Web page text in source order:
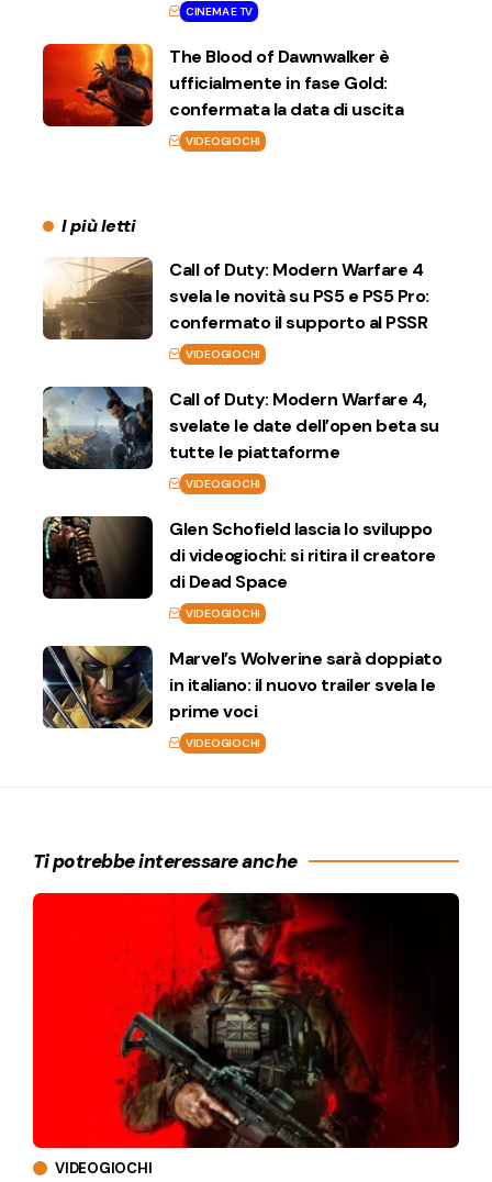
CINEMA E TV
The Blood of Dawnwalker è
ufficialmente in fase Gold:
confermata la data di uscita
VIDEOGIOCHI
I più letti
Call of Duty: Modern Warfare 4
svela le novità su PS5 e PS5 Pro:
confermato il supporto al PSSR
VIDEOGIOCHI
Call of Duty: Modern Warfare 4,
svelate le date dell’open beta su
tutte le piattaforme
VIDEOGIOCHI
Glen Schofield lascia lo sviluppo
di videogiochi: si ritira il creatore
di Dead Space
VIDEOGIOCHI
Marvel’s Wolverine sarà doppiato
in italiano: il nuovo trailer svela le
prime voci
VIDEOGIOCHI
Ti potrebbe interessare anche
VIDEOGIOCHI